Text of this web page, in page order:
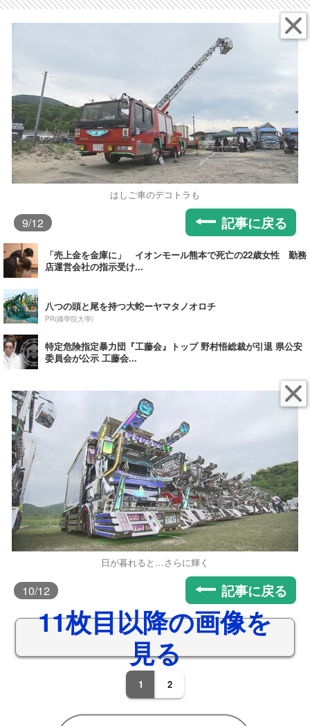
はしご車のデコトラも
9/12 記事に戻る
「売上金を金庫に」 イオンモール熊本で死亡の22歳女性 勤務
店運営会社の指示受け...
八つの頭と尾を持つ大蛇ーヤマタノオロチ
PR(國學院大學)
特定危険指定暴力団『工藤会』トップ 野村悟総裁が引退 県公安
委員会が公示 工藤会...
日が暮れると…さらに輝く
10/12 記事に戻る
11枚目以降の画像を
見る
1 2